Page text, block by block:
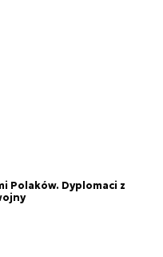
Polaków. Dyplomaci z